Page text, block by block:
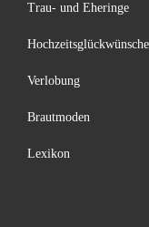
Trau- und Eheringe
Hochzeitsglückwünsche
Verlobung
Brautmoden
Lexikon